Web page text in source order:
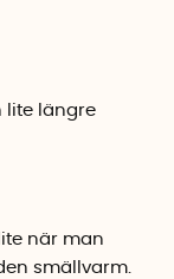
lite längre
när man
smällvarm.